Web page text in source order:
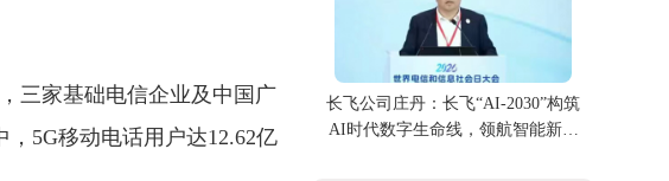
三家基础电信企业及中国广
5G移动电话用户达12.62亿
长飞公司庄丹：长飞“AI-2030”构筑
AI时代数字生命线，领航智能新时